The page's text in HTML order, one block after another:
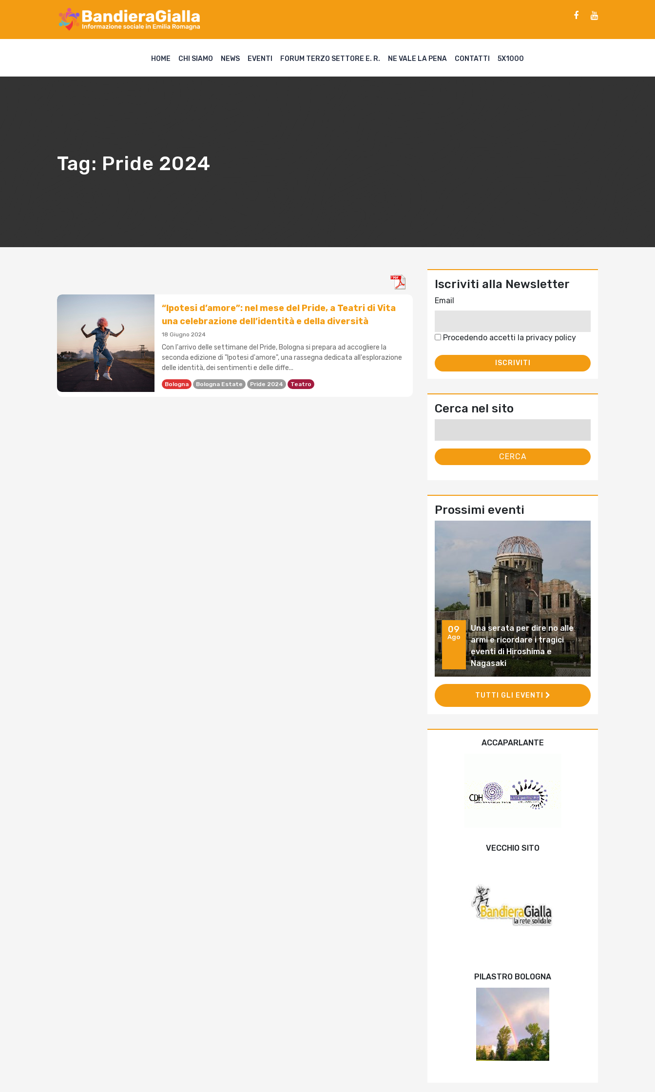
HOME CHI SIAMO NEWS EVENTI FORUM TERZO SETTORE E. R. NE VALE LA PENA CONTATTI 5X1000
Tag: Pride 2024
“Ipotesi d’amore”: nel mese del Pride, a Teatri di Vita
una celebrazione dell’identità e della diversità
18 Giugno 2024
Con l'arrivo delle settimane del Pride, Bologna si prepara ad accogliere la
seconda edizione di "Ipotesi d'amore", una rassegna dedicata all'esplorazione
delle identità, dei sentimenti e delle diffe...
Bologna Bologna Estate Pride 2024 Teatro
Iscriviti alla Newsletter
Email
Procedendo accetti la privacy policy
Cerca nel sito
Prossimi eventi
09
Ago
Una serata per dire no alle
armi e ricordare i tragici
eventi di Hiroshima e
Nagasaki
TUTTI GLI EVENTI
ACCAPARLANTE
VECCHIO SITO
PILASTRO BOLOGNA